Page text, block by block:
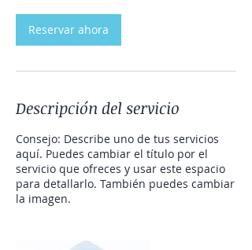
Reservar ahora
Descripción del servicio
Consejo: Describe uno de tus servicios
aquí. Puedes cambiar el título por el
servicio que ofreces y usar este espacio
para detallarlo. También puedes cambiar
la imagen.